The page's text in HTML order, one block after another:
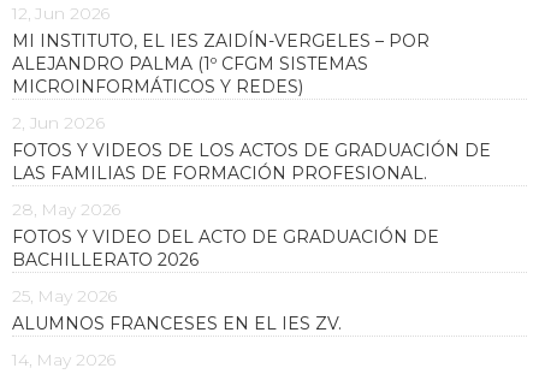
12, Jun 2026
MI INSTITUTO, EL IES ZAIDÍN-VERGELES – POR
ALEJANDRO PALMA (1º CFGM SISTEMAS
MICROINFORMÁTICOS Y REDES)
2, Jun 2026
FOTOS Y VIDEOS DE LOS ACTOS DE GRADUACIÓN DE
LAS FAMILIAS DE FORMACIÓN PROFESIONAL.
28, May 2026
FOTOS Y VIDEO DEL ACTO DE GRADUACIÓN DE
BACHILLERATO 2026
25, May 2026
ALUMNOS FRANCESES EN EL IES ZV.
14, May 2026